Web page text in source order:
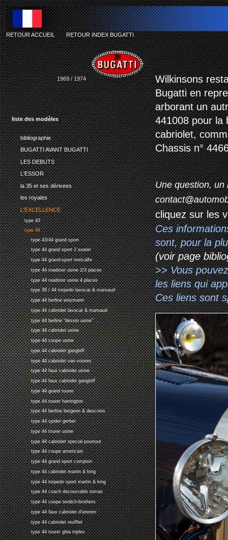
liste des modèles
bibliographie
BUGATTI AVANT BUGATTI
LES DEBUTS
L'ESSOR
la 35 et ses dérivees
les royales
L'EXCELLENCE
type 43
type 44
type 43/44 grand sport
type 44 grand sport 2 seater
type 44 grand-sport metcalfe
type 44 roadster usine 2/3 places
type 44 roadster usine 4 places
type 38 / 44 torpedo lavocat & marsaud
type 44 berline weymann
type 44 cabriolet lavocat & marsaud
type 44 berline "dessin usine"
type 44 cabriolet usine
type 44 coupe usine
type 44 cabriolet gangloff
type 44 cabriolet van vooren
type 44 faux cabriolet usine
type 44 faux cabriolet gangloff
type 44 grand tourer
type 44 tourer harrington
type 44 berline bergeon & descoins
type 44 spider gerber
type 44 tourer usine
type 44 cabriolet special pourtout
type 44 coupe americain
type 44 grand sport compton
type 44 cabriolet martin & king
type 44 torpedo sport martin & king
type 44 coach decouvrable tomas
type 44 coupe terdich-brothers
type 44 faux cabriolet d'ieteren
type 44 cabriolet reufflet
type 44 tourer ghia triplex
RETOUR ACCUEIL-RETOUR INDEX BUGATTI
1969 / 1974
Wilkinsons
Bugatti en
arborant un
441008 pour la
cabriolet,
Chassis n°
Une question, un
cliquez sur les
Ces
sont, pour la
(voir page
>> Vous
les liens qui
Ces liens sont